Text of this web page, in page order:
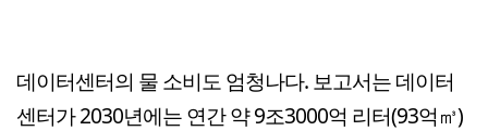
데이터센터의 물 소비도 엄청나다. 보고서는 데이터
센터가 2030년에는 연간 약 9조3000억 리터(93억㎥)